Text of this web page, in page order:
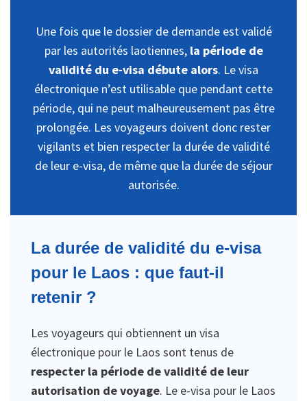
Une fois que le dossier de demande est validé
par les autorités laotiennes, la période de
validité du e-visa débute alors. Le visa
électronique n’est utilisable que pendant cette
période, qui ne peut malheureusement pas être
prolongée. Les voyageurs doivent donc rester
vigilants et bien respecter la durée de validité
de leur e-visa, de même que la durée de séjour
autorisée.
La durée de validité du e-visa
pour le Laos : que faut-il
retenir ?
Les voyageurs qui obtiennent un visa
électronique pour le Laos sont tenus de
respecter la période de validité de leur
autorisation de voyage. Le e-visa pour le Laos